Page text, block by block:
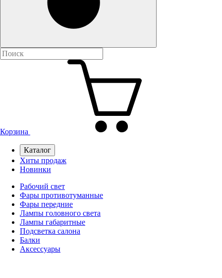
Корзина
Каталог
Хиты продаж
Новинки
Рабочий свет
Фары противотуманные
Фары передние
Лампы головного света
Лампы габаритные
Подсветка салона
Балки
Аксессуары